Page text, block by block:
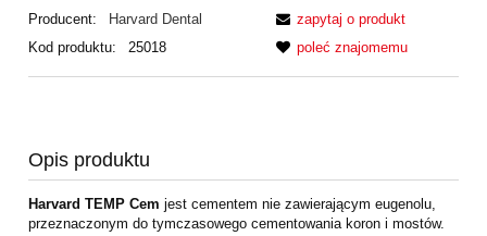
Producent:
Harvard Dental
Kod produktu:
25018
zapytaj o produkt
poleć znajomemu
Opis produktu
Harvard TEMP Cem jest cementem nie zawierającym eugenolu,
przeznaczonym do tymczasowego cementowania koron i mostów.